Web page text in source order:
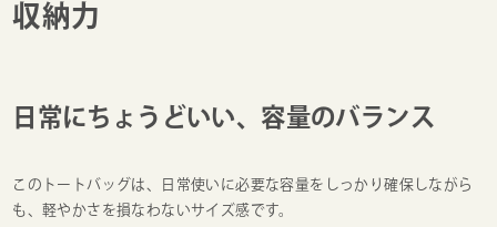
収納力
日常にちょうどいい、容量のバランス
このトートバッグは、日常使いに必要な容量をしっかり確保しながら
も、軽やかさを損なわないサイズ感です。